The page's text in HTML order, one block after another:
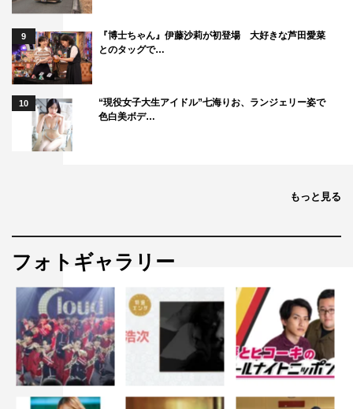
9
『博士ちゃん』伊藤沙莉が初登場 大好きな芦田愛菜
とのタッグで…
10
“現役女子大生アイドル”七海りお、ランジェリー姿で
色白美ボデ…
もっと見る
フォトギャラリー